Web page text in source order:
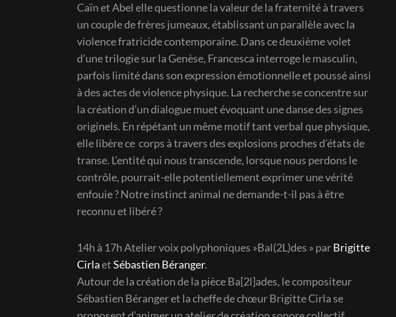
Caïn et Abel elle questionne la valeur de la fraternité à travers
un couple de frères jumeaux, établissant un parallèle avec la
violence fratricide contemporaine. Dans ce deuxième volet
d’une trilogie sur la Genèse, Francesca interroge le masculin,
parfois limité dans son expression émotionnelle et poussé ainsi
à des actes de violence physique. La recherche se concentre sur
la création d’un dialogue muet évoquant une danse des signes
originels. En répétant un même motif tant verbal que physique,
elle libère ce corps à travers des explosions proches d’états de
transe. L’entité qui nous transcende, lorsque nous perdons le
contrôle, pourrait-elle potentiellement exprimer une vérité
enfouie ? Notre instinct animal ne demande-t-il pas à être
reconnu et libéré ?
14h à 17h Atelier voix polyphoniques »Bal(2L)des » parBrigitte
CirlaetSébastien Béranger.
Autour de la création de la pièce Ba[2l]ades, le compositeur
Sébastien Béranger et la cheffe de chœur Brigitte Cirla se